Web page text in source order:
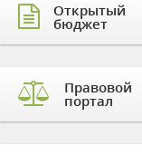
Открытый
бюджет
Правовой
портал